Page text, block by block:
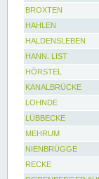
BROXTEN
HAHLEN
HALDENSLEBEN
HANN. LIST
HÖRSTEL
KANALBRÜCKE
LOHNDE
LÜBBECKE
MEHRUM
NIENBRÜGGE
RECKE